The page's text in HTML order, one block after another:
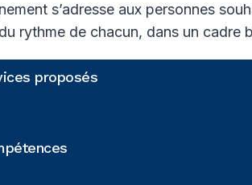
s’adresse aux personnes
rythme de chacun, dans un cadre
proposés